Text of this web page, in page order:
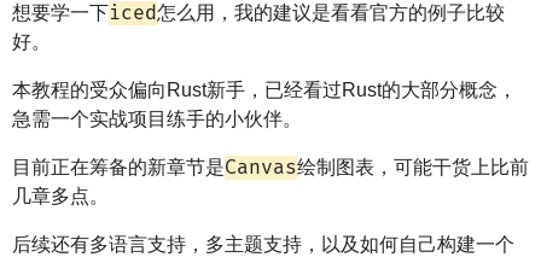
想要学一下iced怎么用，我的建议是看看官方的例子比较
好。
本教程的受众偏向Rust新手，已经看过Rust的大部分概念，
急需一个实战项目练手的小伙伴。
目前正在筹备的新章节是Canvas绘制图表，可能干货上比前
几章多点。
后续还有多语言支持，多主题支持，以及如何自己构建一个